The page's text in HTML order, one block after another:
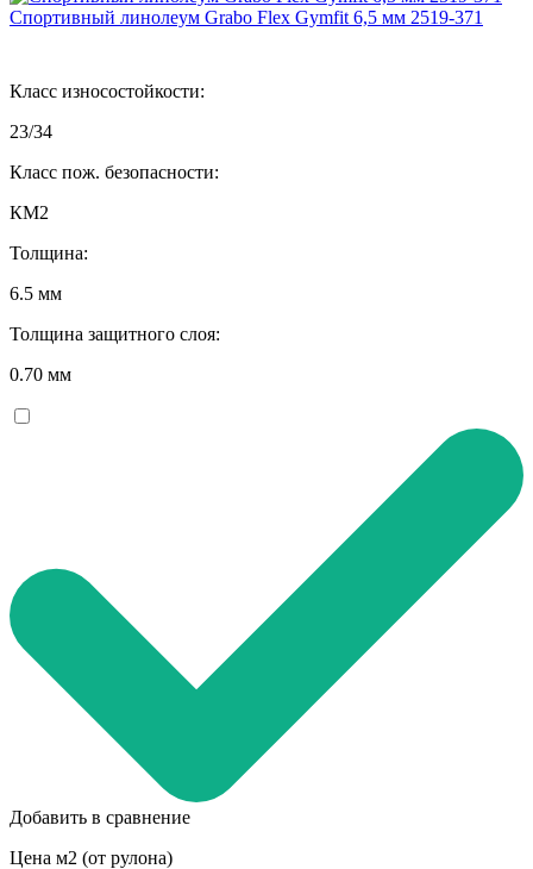
Спортивный линолеум Grabo Flex Gymfit 6,5 мм 2519-371
Класс износостойкости:
23/34
Класс пож. безопасности:
КМ2
Толщина:
6.5 мм
Толщина защитного слоя:
0.70 мм
Добавить в сравнение
Цена м2 (от рулона)